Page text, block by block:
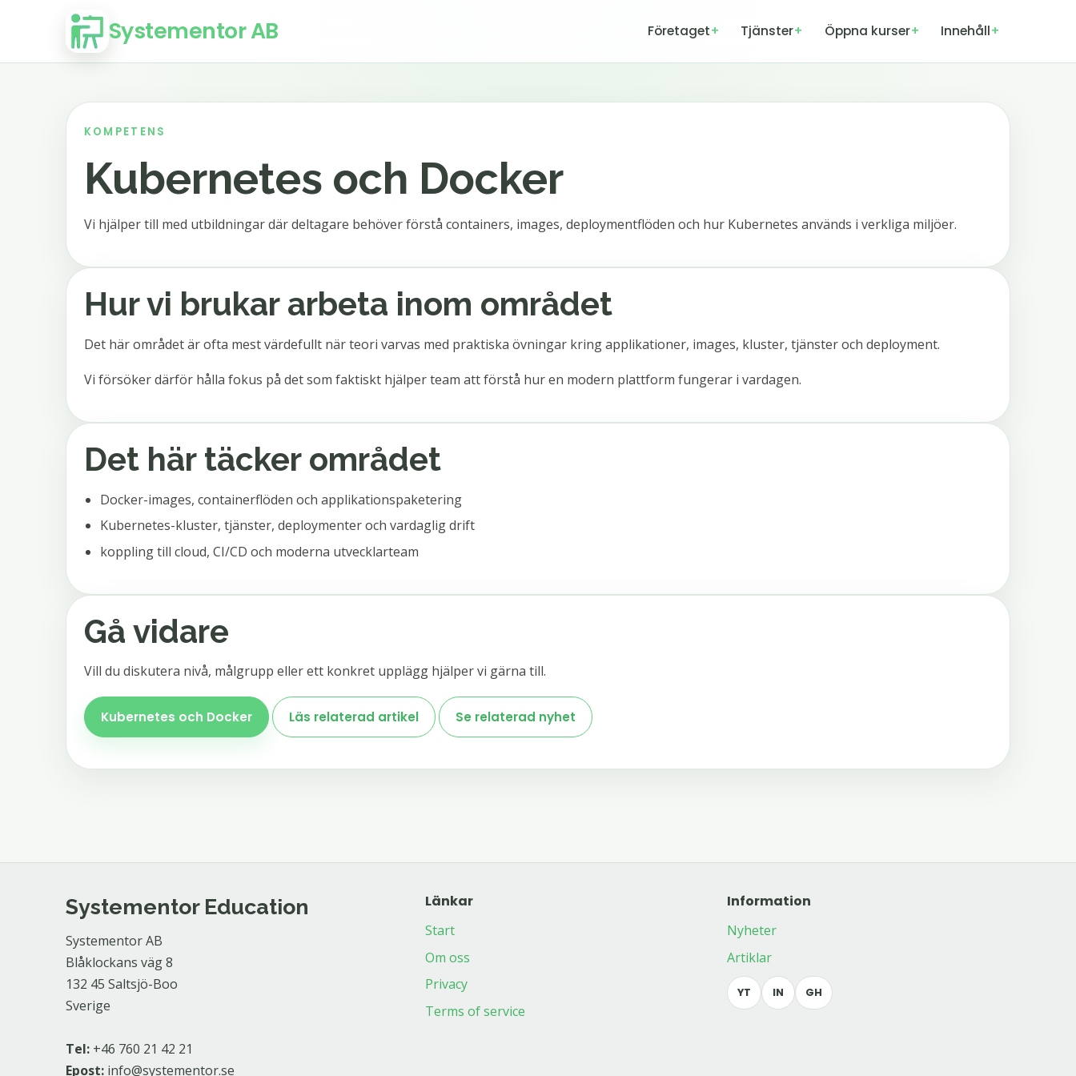
Systementor AB Företaget Tjänster Öppna kurser Innehåll
KOMPETENS
Kubernetes och Docker
Vi hjälper till med utbildningar där deltagare behöver förstå containers, images, deploymentflöden och hur Kubernetes används i verkliga miljöer.
Hur vi brukar arbeta inom området
Det här området är ofta mest värdefullt när teori varvas med praktiska övningar kring applikationer, images, kluster, tjänster och deployment.
Vi försöker därför hålla fokus på det som faktiskt hjälper team att förstå hur en modern plattform fungerar i vardagen.
Det här täcker området
Docker-images, containerflöden och applikationspaketering
Kubernetes-kluster, tjänster, deploymenter och vardaglig drift
koppling till cloud, CI/CD och moderna utvecklarteam
Gå vidare
Vill du diskutera nivå, målgrupp eller ett konkret upplägg hjälper vi gärna till.
Kubernetes och Docker Läs relaterad artikel Se relaterad nyhet
Systementor Education
Systementor AB
Blåklockans väg 8
132 45 Saltsjö-Boo
Sverige
Tel: +46 760 21 42 21
Epost: info@systementor.se
Länkar
Start
Om oss
Privacy
Terms of service
Information
Nyheter
Artiklar
YT IN GH